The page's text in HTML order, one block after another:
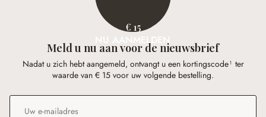
€ 15
NU AANMELDEN
Meld u nu aan voor de nieuwsbrief
Nadat u zich hebt aangemeld, ontvangt u een kortingscode¹ ter
waarde van € 15 voor uw volgende bestelling.
E-mailadres